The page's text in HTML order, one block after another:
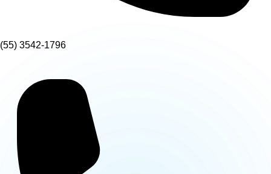
(55) 3542-1796